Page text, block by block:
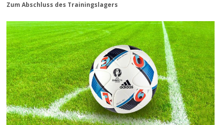
Zum Abschluss des Trainingslagers